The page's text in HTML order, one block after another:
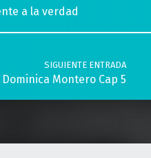
a la verdad
SIGUIENTE ENTRADA
Dominica Montero Cap 5